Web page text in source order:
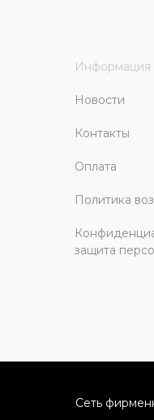
Информация
Новости
Контакты
Оплата
Политика
защита
Сеть